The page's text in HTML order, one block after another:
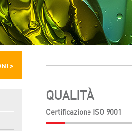
>
QUALITÀ
Certificazione ISO 9001